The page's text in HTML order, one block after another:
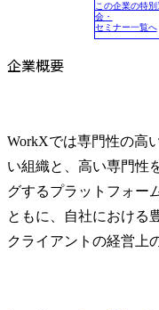
この企業の特別
会・
セミナー一覧へ
企業概要
WorkXでは専門性の高
い組織と、高い専門性
グするプラットフォー
ともに、自社における
クライアントの経営上